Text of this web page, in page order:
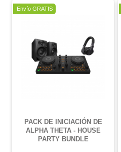
PACK DE INICIACIÓN DE
ALPHA THETA - HOUSE
PARTY BUNDLE
Oferta
Envío GRATIS